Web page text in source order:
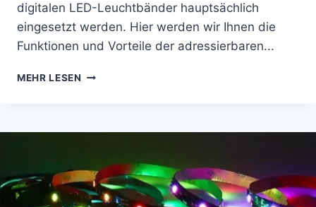
digitalen LED-Leuchtbänder hauptsächlich
eingesetzt werden. Hier werden wir Ihnen die
Funktionen und Vorteile der adressierbaren...
MEHR LESEN